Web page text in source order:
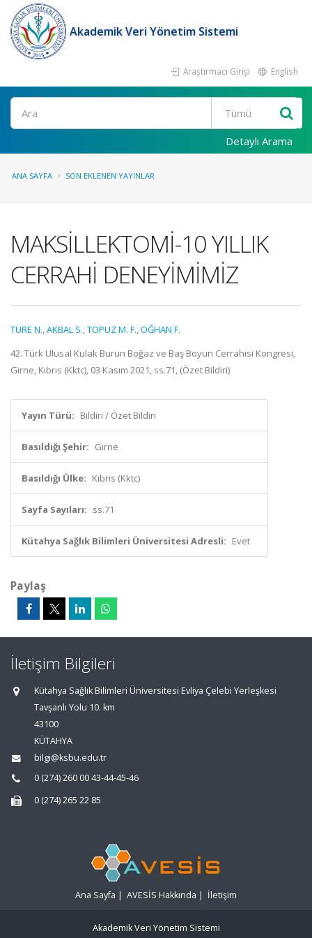
Akademik Veri Yönetim Sistemi
Araştırmacı Girişi English
Ara
Detaylı Arama
ANA SAYFA SON EKLENEN YAYINLAR
MAKSİLLEKTOMİ-10 YILLIK
CERRAHİ DENEYİMİMİZ
TÜRE N.,AKBAL S.,TOPUZ M. F.,OĞHAN F.
42. Türk Ulusal Kulak Burun Boğaz ve Baş Boyun Cerrahisi Kongresi,
Girne, Kıbrıs (Kktc), 03 Kasım 2021, ss.71, (Özet Bildiri)
Yayın Türü: Bildiri / Özet Bildiri
Basıldığı Şehir: Girne
Basıldığı Ülke: Kıbrıs (Kktc)
Sayfa Sayıları: ss.71
Kütahya Sağlık Bilimleri Üniversitesi Adresli: Evet
Paylaş
İletişim Bilgileri
Kütahya Sağlık Bilimleri Üniversitesi Evliya Çelebi Yerleşkesi
Tavşanlı Yolu 10. km
43100
KÜTAHYA
bilgi@ksbu.edu.tr
0 (274) 260 00 43-44-45-46
0 (274) 265 22 85
Ana Sayfa | AVESİS Hakkında | İletişim
Akademik Veri Yönetim Sistemi